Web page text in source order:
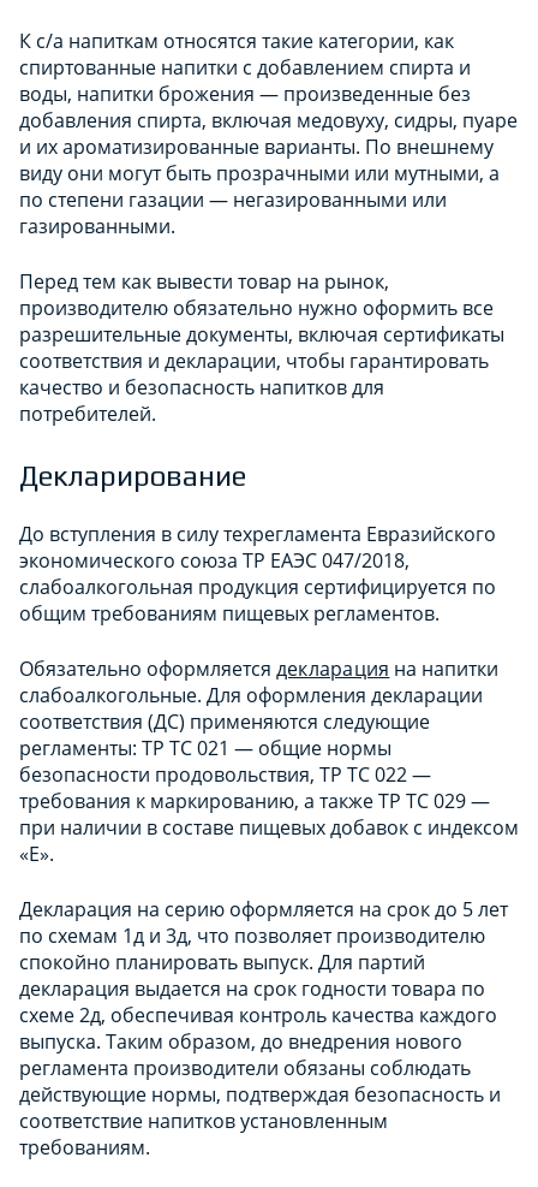
К с/а напиткам относятся такие категории, как
спиртованные напитки с добавлением спирта и
воды, напитки брожения — произведенные без
добавления спирта, включая медовуху, сидры, пуаре
и их ароматизированные варианты. По внешнему
виду они могут быть прозрачными или мутными, а
по степени газации — негазированными или
газированными.
Перед тем как вывести товар на рынок,
производителю обязательно нужно оформить все
разрешительные документы, включая сертификаты
соответствия и декларации, чтобы гарантировать
качество и безопасность напитков для
потребителей.
Декларирование
До вступления в силу техрегламента Евразийского
экономического союза ТР ЕАЭС 047/2018,
слабоалкогольная продукция сертифицируется по
общим требованиям пищевых регламентов.
Обязательно оформляется декларация на напитки
слабоалкогольные. Для оформления декларации
соответствия (ДС) применяются следующие
регламенты: ТР ТС 021 — общие нормы
безопасности продовольствия, ТР ТС 022 —
требования к маркированию, а также ТР ТС 029 —
при наличии в составе пищевых добавок с индексом
«Е».
Декларация на серию оформляется на срок до 5 лет
по схемам 1д и 3д, что позволяет производителю
спокойно планировать выпуск. Для партий
декларация выдается на срок годности товара по
схеме 2д, обеспечивая контроль качества каждого
выпуска. Таким образом, до внедрения нового
регламента производители обязаны соблюдать
действующие нормы, подтверждая безопасность и
соответствие напитков установленным
требованиям.